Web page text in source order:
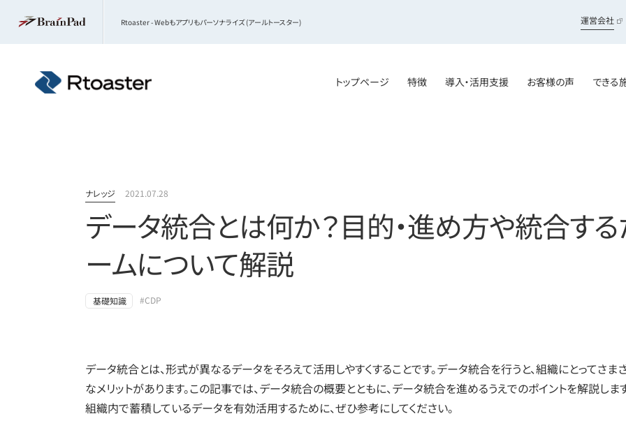
Rtoaster - Webもアプリもパーソナライズ (アールトースター) 運営会社
トップページ 特徴 導入・活用支援 お客様の声 できる
ナレッジ 2021.07.28
データ統合とは何か？目的・進め方や統合する
ームについて解説
基礎知識 #CDP
データ統合とは、形式が異なるデータをそろえて活用しやすくすることです。データ統合を行うと、組織にとってさま
なメリットがあります。この記事では、データ統合の概要とともに、データ統合を進めるうえでのポイントを解説します
組織内で蓄積しているデータを有効活用するために、ぜひ参考にしてください。